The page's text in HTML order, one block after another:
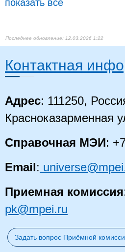
12.03.2026 1:22
Контактная
Адрес: 111250,
Красноказарменная
Справочная МЭИ:
Email:
Приемная комиссия
pk@mpei.ru
Задать вопрос Приёмной